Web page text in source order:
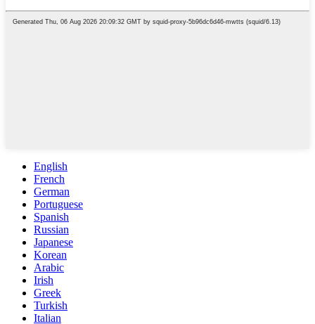
English
French
German
Portuguese
Spanish
Russian
Japanese
Korean
Arabic
Irish
Greek
Turkish
Italian